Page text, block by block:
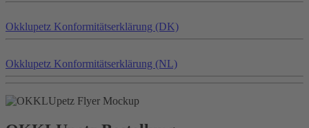
Okklupetz Konformitätserklärung (DK)
Okklupetz Konformitätserklärung (NL)